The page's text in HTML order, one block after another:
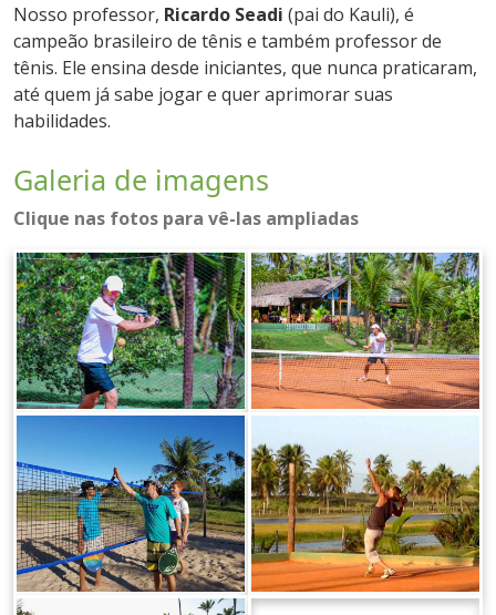
Nosso professor, Ricardo Seadi (pai do Kauli), é
campeão brasileiro de tênis e também professor de
tênis. Ele ensina desde iniciantes, que nunca praticaram,
até quem já sabe jogar e quer aprimorar suas
habilidades.
Galeria de imagens
Clique nas fotos para vê-las ampliadas